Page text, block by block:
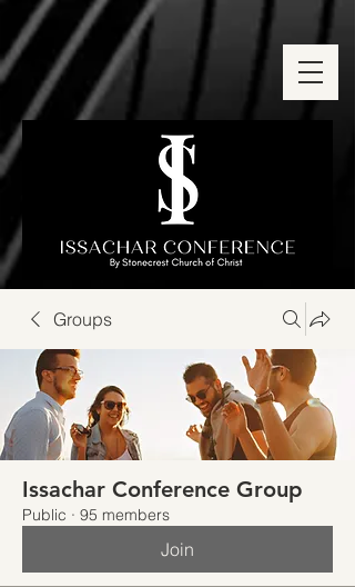
Groups
Issachar Conference Group
Public · 95 members
Join